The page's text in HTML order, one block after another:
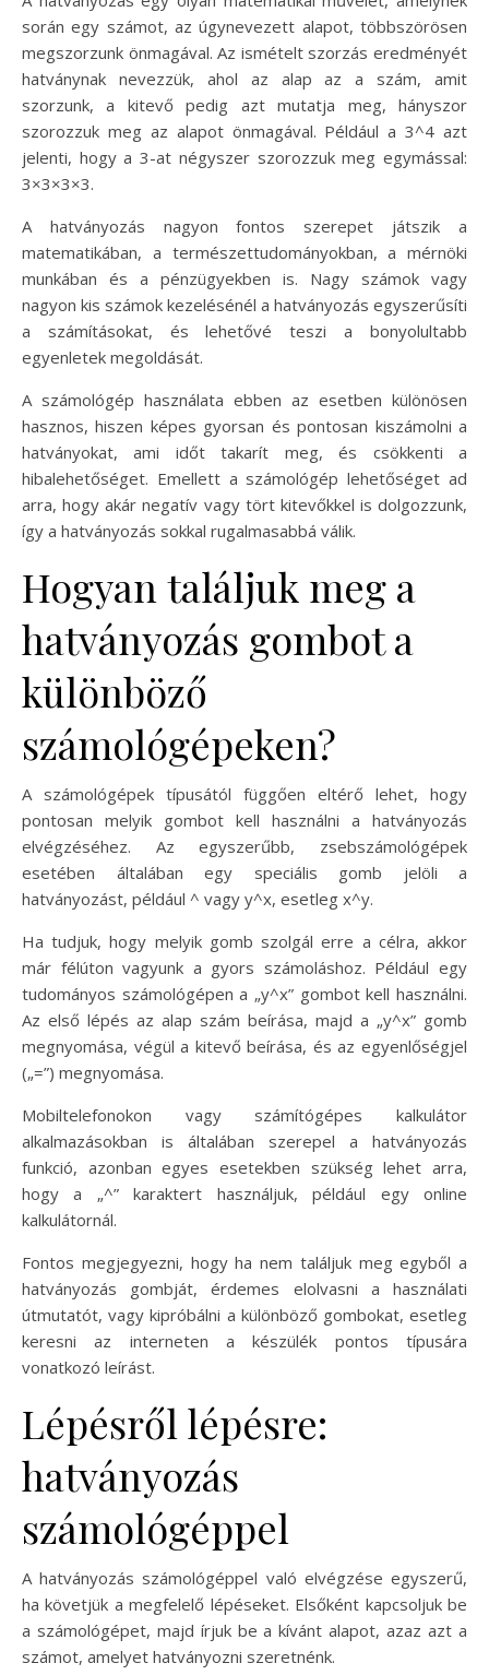
során egy számot, az úgynevezett alapot, többszörösen
megszorzunk önmagával. Az ismételt szorzás eredményét
hatványnak nevezzük, ahol az alap az a szám, amit
szorzunk, a kitevő pedig azt mutatja meg, hányszor
szorozzuk meg az alapot önmagával. Például a 3^4 azt
jelenti, hogy a 3-at négyszer szorozzuk meg egymással:
3×3×3×3.
A hatványozás nagyon fontos szerepet játszik a
matematikában, a természettudományokban, a mérnöki
munkában és a pénzügyekben is. Nagy számok vagy
nagyon kis számok kezelésénél a hatványozás egyszerűsíti
a számításokat, és lehetővé teszi a bonyolultabb
egyenletek megoldását.
A számológép használata ebben az esetben különösen
hasznos, hiszen képes gyorsan és pontosan kiszámolni a
hatványokat, ami időt takarít meg, és csökkenti a
hibalehetőséget. Emellett a számológép lehetőséget ad
arra, hogy akár negatív vagy tört kitevőkkel is dolgozzunk,
így a hatványozás sokkal rugalmasabbá válik.
Hogyan találjuk meg a
hatványozás gombot a
különböző
számológépeken?
A számológépek típusától függően eltérő lehet, hogy
pontosan melyik gombot kell használni a hatványozás
elvégzéséhez. Az egyszerűbb, zsebszámológépek
esetében általában egy speciális gomb jelöli a
hatványozást, például ^ vagy y^x, esetleg x^y.
Ha tudjuk, hogy melyik gomb szolgál erre a célra, akkor
már félúton vagyunk a gyors számoláshoz. Például egy
tudományos számológépen a „y^x” gombot kell használni.
Az első lépés az alap szám beírása, majd a „y^x” gomb
megnyomása, végül a kitevő beírása, és az egyenlőségjel
(„=”) megnyomása.
Mobiltelefonokon vagy számítógépes kalkulátor
alkalmazásokban is általában szerepel a hatványozás
funkció, azonban egyes esetekben szükség lehet arra,
hogy a „^” karaktert használjuk, például egy online
kalkulátornál.
Fontos megjegyezni, hogy ha nem találjuk meg egyből a
hatványozás gombját, érdemes elolvasni a használati
útmutatót, vagy kipróbálni a különböző gombokat, esetleg
keresni az interneten a készülék pontos típusára
vonatkozó leírást.
Lépésről lépésre:
hatványozás
számológéppel
A hatványozás számológéppel való elvégzése egyszerű,
ha követjük a megfelelő lépéseket. Elsőként kapcsoljuk be
a számológépet, majd írjuk be a kívánt alapot, azaz azt a
számot, amelyet hatványozni szeretnénk.